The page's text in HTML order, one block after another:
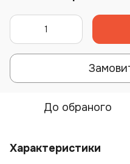
До обраного
Характеристики